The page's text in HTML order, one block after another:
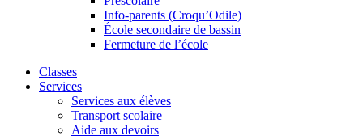
Info-parents (Croqu’Odile)
École secondaire de bassin
Fermeture de l’école
Classes
Services
Services aux élèves
Transport scolaire
Aide aux devoirs